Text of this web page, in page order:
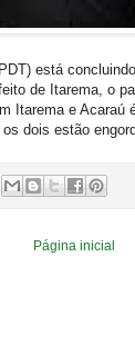
está
de Itarema, o
Itarema e Acaraú
dois estão
Página inicial